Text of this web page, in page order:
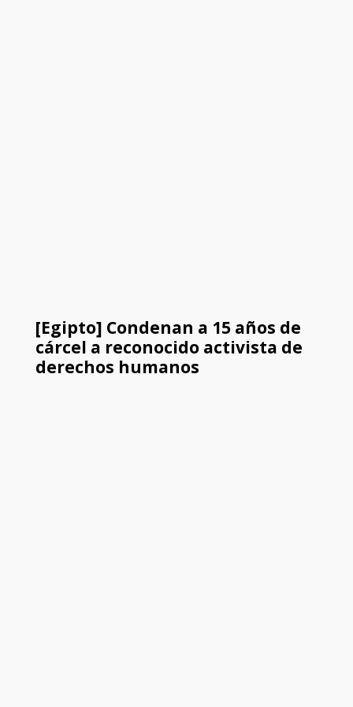
[Egipto] Condenan a 15 años de
cárcel a reconocido activista de
derechos humanos